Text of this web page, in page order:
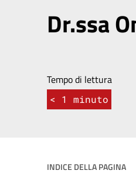
Dr.ssa
Tempo di lettura
< 1 minuto
INDICE DELLA PAGINA